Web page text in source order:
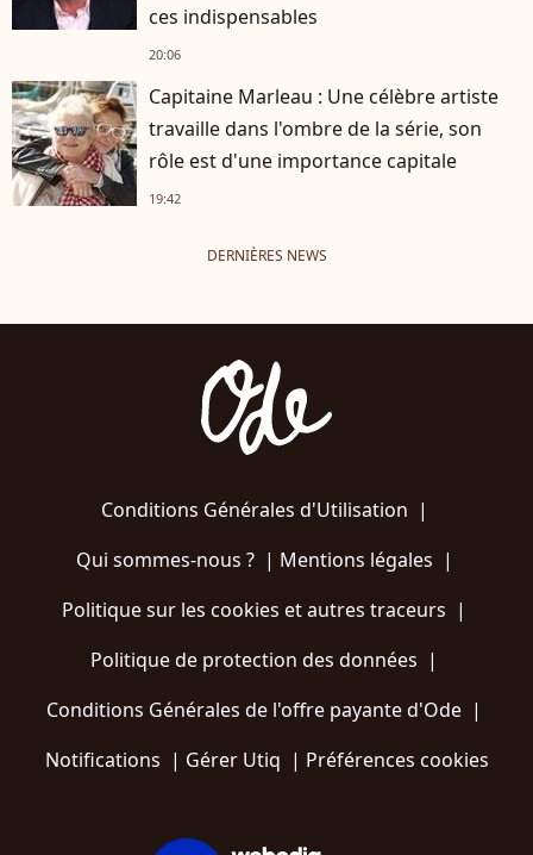
ces indispensables
20:06
Capitaine Marleau : Une célèbre artiste
travaille dans l'ombre de la série, son
rôle est d'une importance capitale
19:42
DERNIÈRES NEWS
Conditions Générales d'Utilisation |
Qui sommes-nous ?| Mentions légales |
Politique sur les cookies et autres traceurs |
Politique de protection des données |
Conditions Générales de l'offre payante d'Ode |
Notifications | Gérer Utiq | Préférences cookies